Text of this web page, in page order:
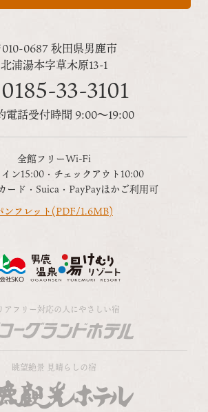
010-0687 秋田県男鹿市
北浦湯本字草木原13-1
33-3101
電話受付時間 9:00～19:00
全館フリーWi-Fi
ン15:00・チェックアウト10:00
ード・Suica・PayPayほかご利用可
ンフレット(PDF/1.6MB)
アフリー対応の人にやさしい宿
眺望絶景 見晴らしの宿